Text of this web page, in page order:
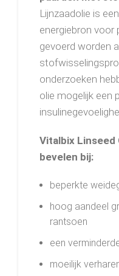
Lijnzaadolie is
energiebron voor
gevoerd worden
onderzoeken
olie mogelijk een
Vitalbix Linseed
bevelen bij:
beperkte
hoog aandeel
rantsoen
een
moeilijk